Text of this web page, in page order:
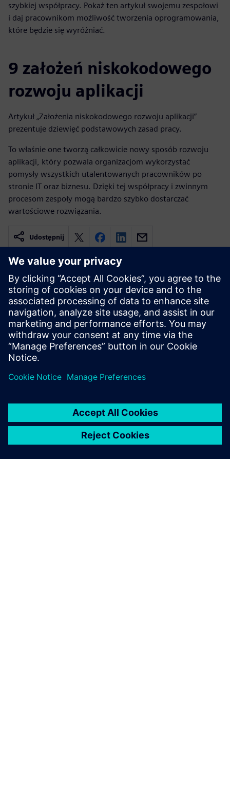
szybkiej współpracy. Pokaż ten artykuł swojemu zespołowi
i daj pracownikom możliwość tworzenia oprogramowania,
które będzie się wyróżniać.
9 założeń niskokodowego
rozwoju aplikacji
Artykuł „Założenia niskokodowego rozwoju aplikacji”
prezentuje dziewięć podstawowych zasad pracy.
To właśnie one tworzą całkowicie nowy sposób rozwoju
aplikacji, który pozwala organizacjom wykorzystać
pomysły wszystkich utalentowanych pracowników po
stronie IT oraz biznesu. Dzięki tej współpracy i zwinnym
procesom zespoły mogą bardzo szybko dostarczać
wartościowe rozwiązania.
Udostępnij
Powiązane treści